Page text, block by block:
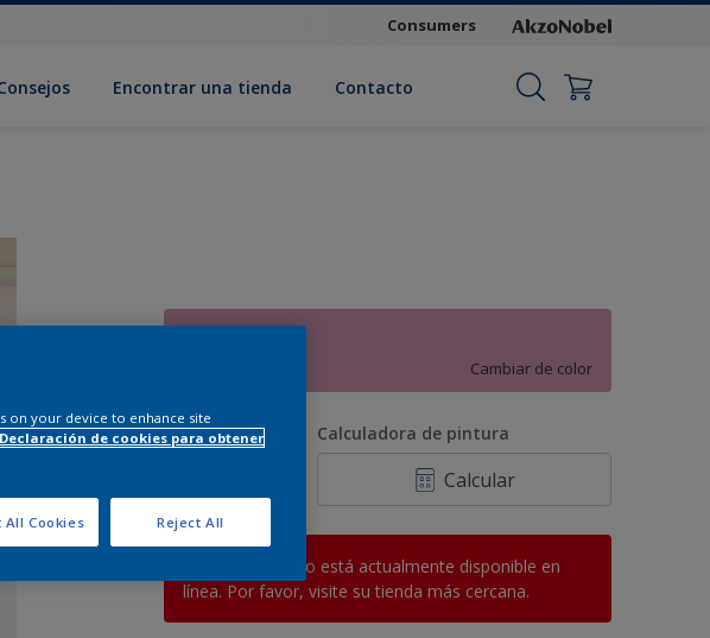
Consumers
Encontrar una tienda Contacto
Cambiar de color
Cantidad Calculadora de pintura
Calcular
Este producto no está actualmente disponible en
línea. Por favor, visite su tienda más cercana.
on your device to enhance site
Declaración de cookies para obtener
Reject All
All Cookies